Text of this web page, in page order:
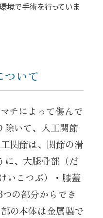
境で手術を行っていま
いて
チによって傷んで
除いて、人工関節
関節は、関節の滑
に、大腿骨部（だ
いこつぶ）・膝蓋
の部分からでき
の本体は金属製で